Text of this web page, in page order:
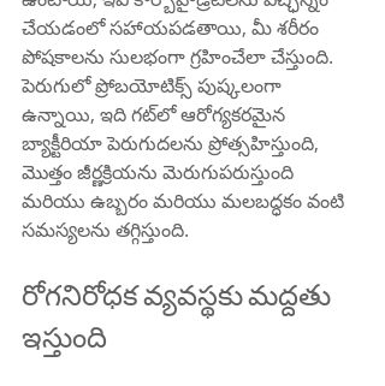
చేయడంలో సహాయపడతాయి, మీ శరీరం
పోషకాలను సులభంగా గ్రహించేలా చేస్తుంది.
పెరుగులో ప్రోబయోటిక్స్ పుష్కలంగా
ఉన్నాయి, ఇది గట్‌లో ఆరోగ్యకరమైన
బ్యాక్టీరియా పెరుగుదలను ప్రోత్సహిస్తుంది,
మొత్తం జీర్ణక్రియను మెరుగుపరుస్తుంది
మరియు ఉబ్బరం మరియు మలబద్ధకం వంటి
సమస్యలను తగ్గిస్తుంది.
రోగనిరోధక వ్యవస్థకు మద్దతు
ఇస్తుంది